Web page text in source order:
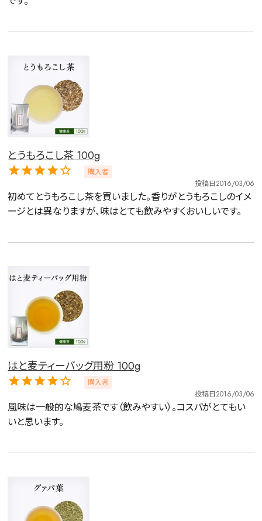
茶葉を選択
紅茶
容量を選択
とうもろこし茶 100g
購入者
投稿日2016/03/06
初めてとうもろこし茶を買いました。香りがとうもろこしのイメ
ージとは異なりますが、味はとても飲みやすくおいしいです。
はと麦ティーバッグ用粉 100g
購入者
投稿日2016/03/06
風味は一般的な鳩麦茶です（飲みやすい）。コスパがとてもい
いと思います。